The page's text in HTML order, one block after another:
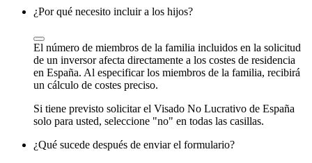
¿Por qué necesito incluir a los hijos?
El número de miembros de la familia incluidos en la solicitud
de un inversor afecta directamente a los costes de residencia
en España. Al especificar los miembros de la familia, recibirá
un cálculo de costes preciso.
Si tiene previsto solicitar el Visado No Lucrativo de España
solo para usted, seleccione "no" en todas las casillas.
¿Qué sucede después de enviar el formulario?